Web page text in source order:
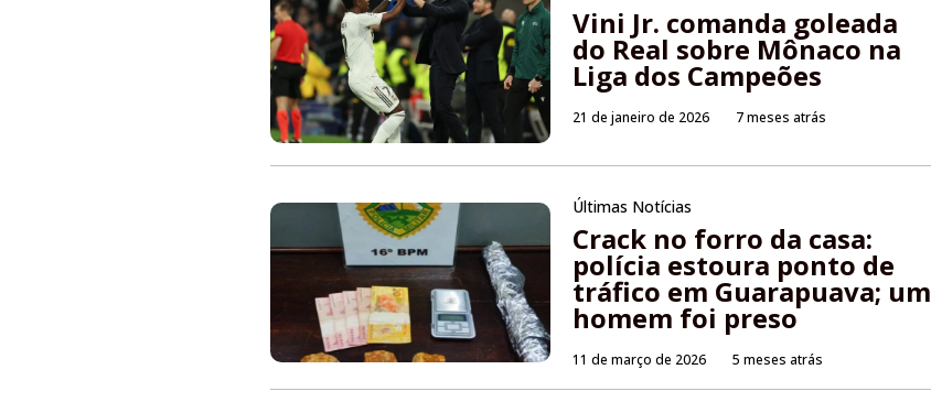
Vini Jr. comanda goleada
do Real sobre Mônaco na
Liga dos Campeões
21 de janeiro de 2026 7 meses atrás
Últimas Notícias
Crack no forro da casa:
polícia estoura ponto de
tráfico em Guarapuava; um
homem foi preso
11 de março de 2026 5 meses atrás